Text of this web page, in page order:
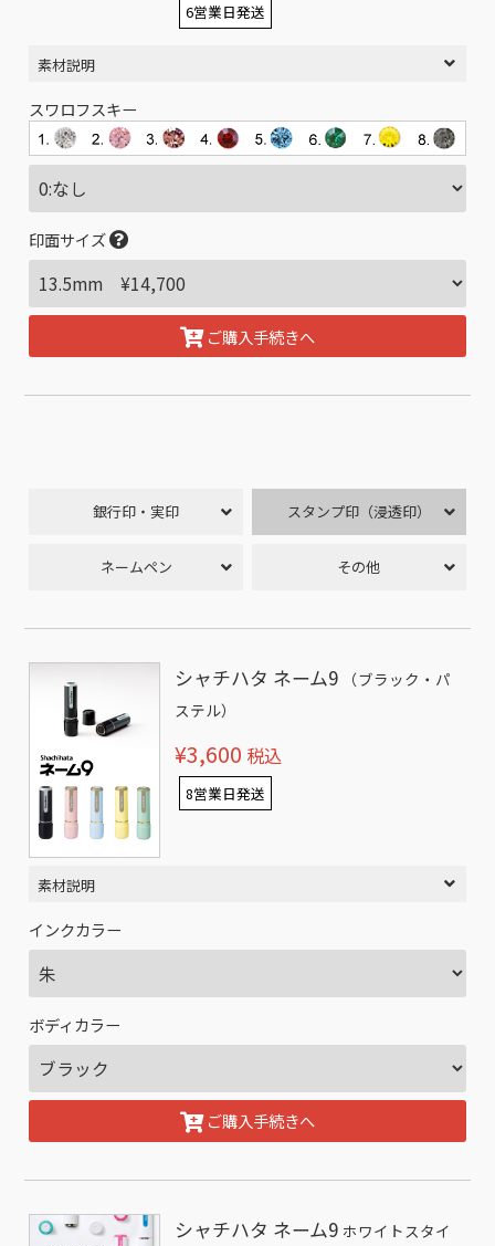
6営業日発送
素材説明
スワロフスキー
印面サイズ
ご購入手続きへ
銀行印・実印 スタンプ印（浸透印）
ネームペン その他
シャチハタ ネーム9
（ブラック・パ
ステル）
¥3,600 税込
8営業日発送
素材説明
インクカラー
ボディカラー
ご購入手続きへ
シャチハタ ネーム9 ホワイトスタイ